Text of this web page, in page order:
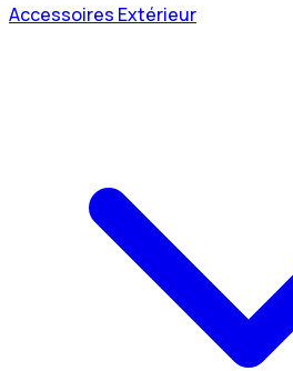
Accessoires Extérieur